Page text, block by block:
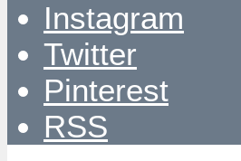
Instagram
Twitter
Pinterest
RSS